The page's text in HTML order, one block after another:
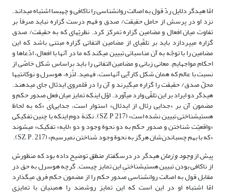
امّا هیدگر دلایل ردّ قول به اصالت روان‏شناسى را ناکافى و چه‏بسا اشتباه مى‏داند.
نزد او در پرسش از حامل حقیقت/ صدق و فهم درست گزاره نباید صرفاً بر
تفاوت میان افعال و مضامین گزاره تمرکز کرد. نظریّه‏اى که به حقیقت/ صدق
گزاره مى‏پردازد باید بر تلقّى‏اى از مضامین التفاتى گزاره مبتنى باشد که این
مضامین را با توجّه به آن مناسباتى تبیین مى‏کند که ما در آنها با افعال، ادّعاها و
احکام مواجه‏ایم. معانى زبانى و مضامین التفاتى را باید براساس شکل خاصّى از
نسبت با عالم که همان شکل کارآیى آنهاست، فهمید. لتُزه، هوسرل و نوکانتى‏ها
محلّ صدق/ حقیقت را گزاره مى‏گیرند و آن را در قلمروی ایدئال جاى مى‏دهند.
هیدگر دو ایراد بر این تلقّى وارد مى‏آورد. اوّل اینکه تمایز میان فعلِ صدور حکم و
مضمون آن بر «جدایى رئال از ایدئال» استوار است، جدایی‌ای «که به لحاظ
هستى‏شناختى تبیین نشده است» (SZ, P 217). نکتة دوم اینکه با چنین تفکیکی
«واقعیّت شناختن و صدور حکم به دو نحوة وجود و دو «لایه» تفکیک» مى‏شوند
«که با بهم چسباندن‌شان هرگز به نحوة وجود شناختن نمى‏رسیم» (SZ, P. 217).
پیش ازوجود و زمانهیدگر در درس‏گفتارمنطقتوضیح داده بود که منظورش
از ناکافى بودن تبیین هستى‏شناختىِ این تمایز چیست. گرچه هوسرل به حق در
مقابل قول به اصالت روان‏شناسى صدور حکم را از مضمون حکم فرق مى‏گذارد
امّا اشتباه او در این است که این تمایز روشمند را هم‏بنیان با تمایزى